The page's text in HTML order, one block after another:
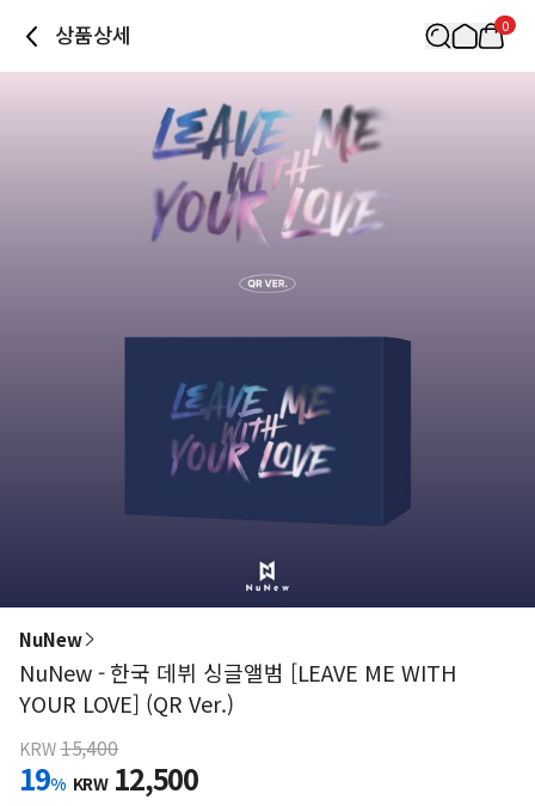
상품상세 0
NuNew
NuNew - 한국 데뷔 싱글앨범 [LEAVE ME WITH
YOUR LOVE] (QR Ver.)
KRW 15,400
19% KRW 12,500